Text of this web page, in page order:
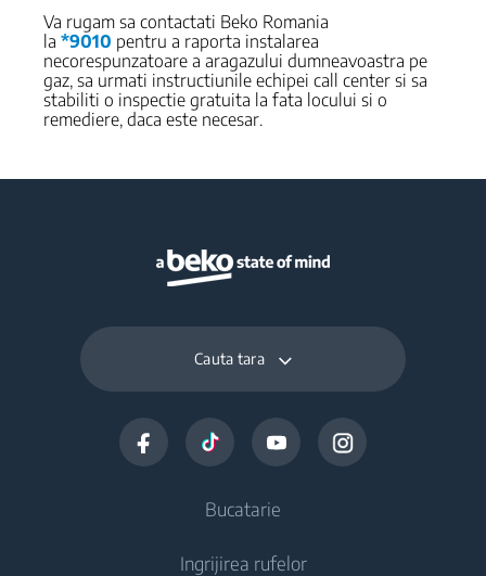
Va rugam sa contactati Beko Romania
la *9010 pentru a raporta instalarea
necorespunzatoare a aragazului dumneavoastra pe
gaz, sa urmati instructiunile echipei call center si sa
stabiliti o inspectie gratuita la fata locului si o
remediere, daca este necesar.
Cauta tara
Bucatarie
Ingrijirea rufelor